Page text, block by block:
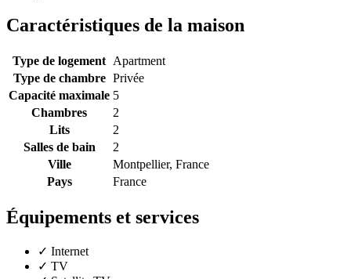
Caractéristiques de la maison
Type de logement Apartment
Type de chambre Privée
Capacité maximale 5
Chambres
2
Lits
2
Salles de bain
2
Ville
Montpellier, France
Pays
France
Équipements et services
✓ Internet
✓ TV